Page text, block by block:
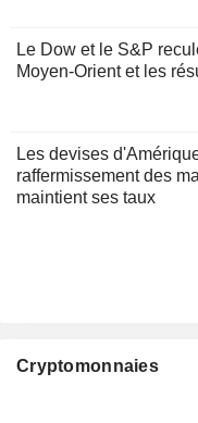
Le Dow et le S&P
Moyen-Orient et les
Les devises
raffermissement des
maintient ses taux
Cryptomonnaies